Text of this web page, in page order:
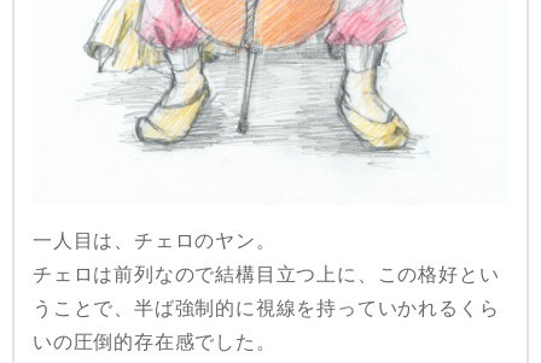
一人目は、チェロのヤン。
チェロは前列なので結構目立つ上に、この格好とい
うことで、半ば強制的に視線を持っていかれるくら
いの圧倒的存在感でした。